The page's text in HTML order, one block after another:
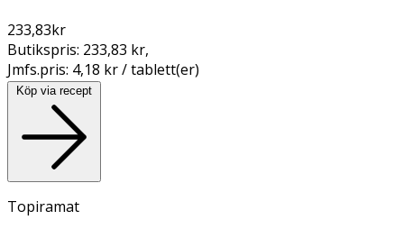
233,83kr
Butikspris: 233,83 kr,
Jmfs.pris: 4,18 kr / tablett(er)
Köp via recept
Topiramat